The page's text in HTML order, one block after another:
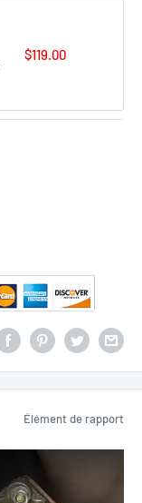
$119.00
Élément de rapport